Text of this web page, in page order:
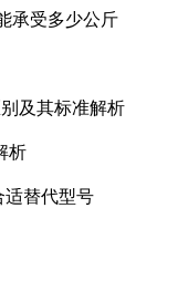
承受多少公斤
及其标准解析
析
适替代型号